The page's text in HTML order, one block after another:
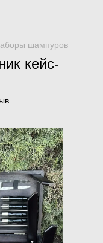
шампуров
кейс-